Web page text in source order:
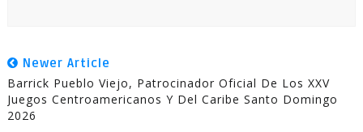
Newer Article
Barrick Pueblo Viejo, Patrocinador Oficial De Los XXV
Juegos Centroamericanos Y Del Caribe Santo Domingo
2026